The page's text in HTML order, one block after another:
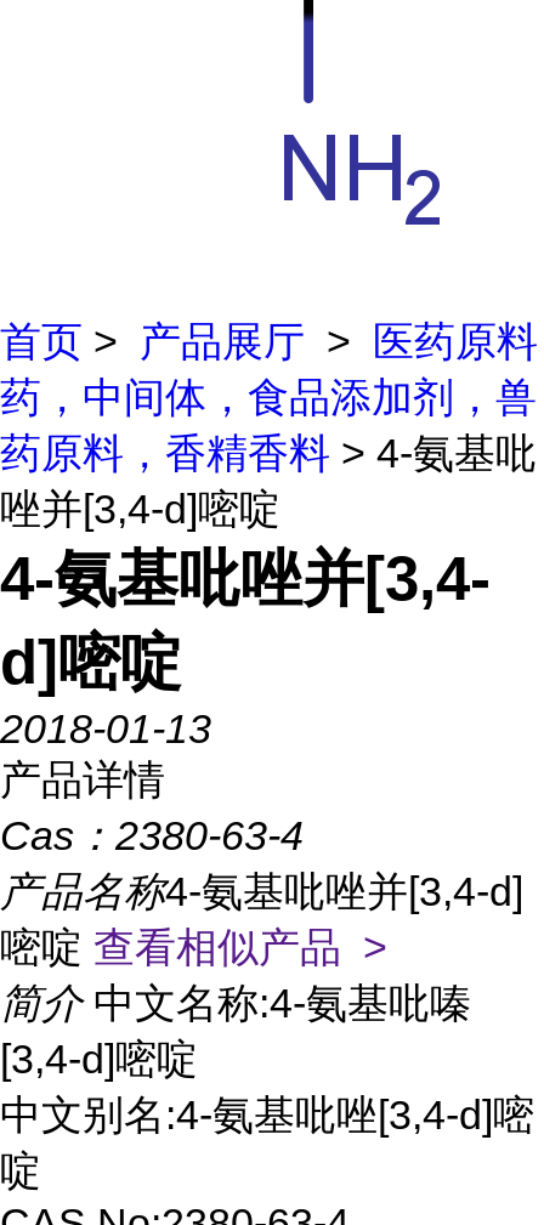
首页 > 产品展厅 >
医药原料
药，中间体，食品添加剂，兽
药原料，香精香料 > 4-氨基吡
唑并[3,4-d]嘧啶
4-氨基吡唑并[3,4-
d]嘧啶
2018-01-13
产品详情
Cas： 2380-63-4
产品名称4-氨基吡唑并[3,4-d]
嘧啶 查看相似产品 >
简介 中文名称:4-氨基吡嗪
[3,4-d]嘧啶
中文别名:4-氨基吡唑[3,4-d]嘧
啶